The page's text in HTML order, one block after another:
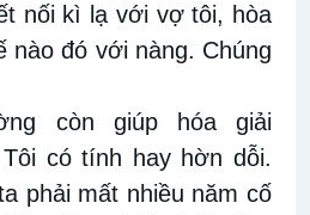
nối kì lạ với vợ tôi, hòa
nào đó với nàng. Chúng
còn giúp hóa giải
có tính hay hờn dỗi.
phải mất nhiều năm cố